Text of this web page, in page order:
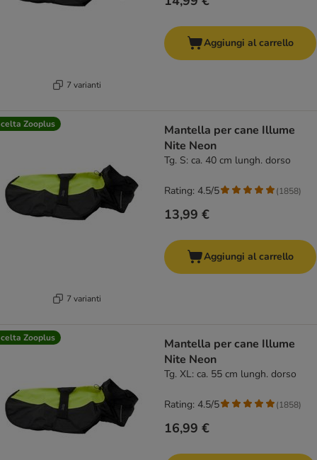
7 varianti
Aggiungi al carrello
Zooplus
7 varianti
Mantella per cane Illume
Nite Neon
Tg. S: ca. 40 cm lungh. dorso
13,99 €
Rating: 4.5/5 (1858)
Aggiungi al carrello
Zooplus
Mantella per cane Illume
Nite Neon
Tg. XL: ca. 55 cm lungh. dorso
16,99 €
Rating: 4.5/5 (1858)